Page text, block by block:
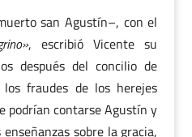
san Agustín–, con el
, escribió Vicente su
después del concilio de
los fraudes de los herejes
podrían contarse Agustín y
sobre la gracia,